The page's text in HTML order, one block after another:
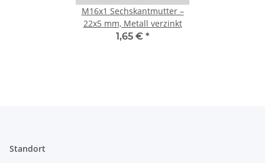
M16x1 Sechskantmutter –
22x5 mm, Metall verzinkt
1,65 € *
Standort